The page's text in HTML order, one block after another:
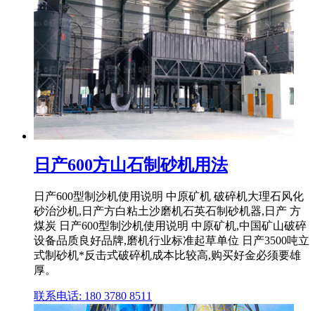
日产600方山石制砂机用法
日产600型制沙机使用说明 中原矿机 破碎机大理石风化
砂治沙机,日产方白粘土沙磨机石英石制砂机器,日产 方
煤炭 日产600型制沙机使用说明 中原矿机,中国矿山破碎
设备品质良好品牌,磨机行业标准起草单位 日产3500吨立
式制砂机*反击式破碎机成本比较高,购买好金必须要雄
厚。
联系电话: 180 3780 8511